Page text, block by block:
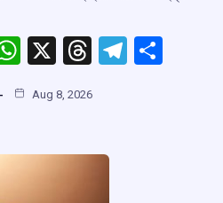
W
h
at
A
p
X
T
e
d
T
Aug 8, 2026